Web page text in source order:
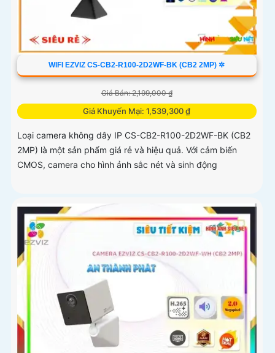
WIFI EZVIZ CS-CB2-R100-2D2WF-BK (CB2 2MP) ✲
Giá Bán: 2,199,000 ₫
Giá Khuyến Mại: 1,539,300 ₫
Loại camera không dây IP CS-CB2-R100-2D2WF-BK (CB2
2MP) là một sản phẩm giá rẻ và hiệu quả. Với cảm biến
CMOS, camera cho hình ảnh sắc nét và sinh động